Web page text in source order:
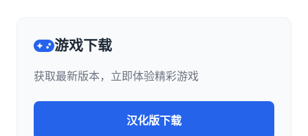
游戏下载
获取最新版本，立即体验精彩游戏
汉化版下载